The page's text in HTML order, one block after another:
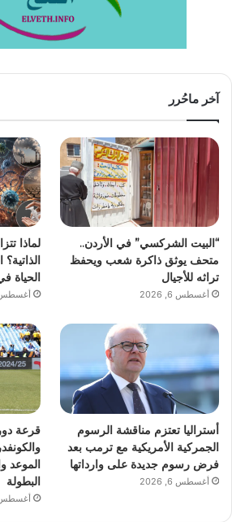
آخر ماحُرر
“البيت الشركسي” في الأردن..
متحف يوثق ذاكرة شعب ويحفظ
تراثه للأجيال
أغسطس 6, 2026
لماذا
الحياة
أغسطس 6,
أستراليا تعتزم مناقشة الرسوم
الجمركية الأمريكية مع ترمب بعد
فرض رسوم جديدة على وارداتها
أغسطس 6, 2026
قرعة
الموعد
البطولة
أغسطس 6,